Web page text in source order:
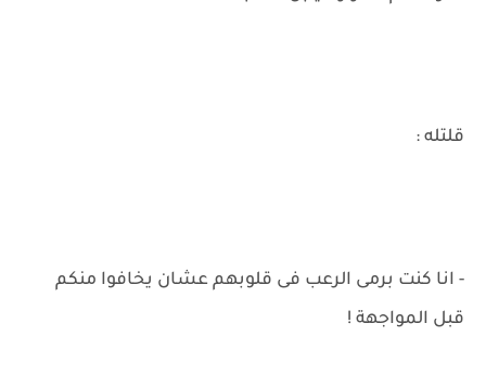
قلتله :
- انا كنت برمى الرعب فى قلوبهم عشان يخافوا منكم
قبل المواجهة !